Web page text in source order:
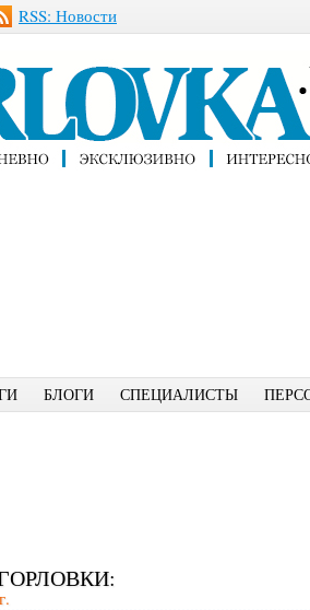
RSS: Новости
БЛОГИ СПЕЦИАЛИСТЫ